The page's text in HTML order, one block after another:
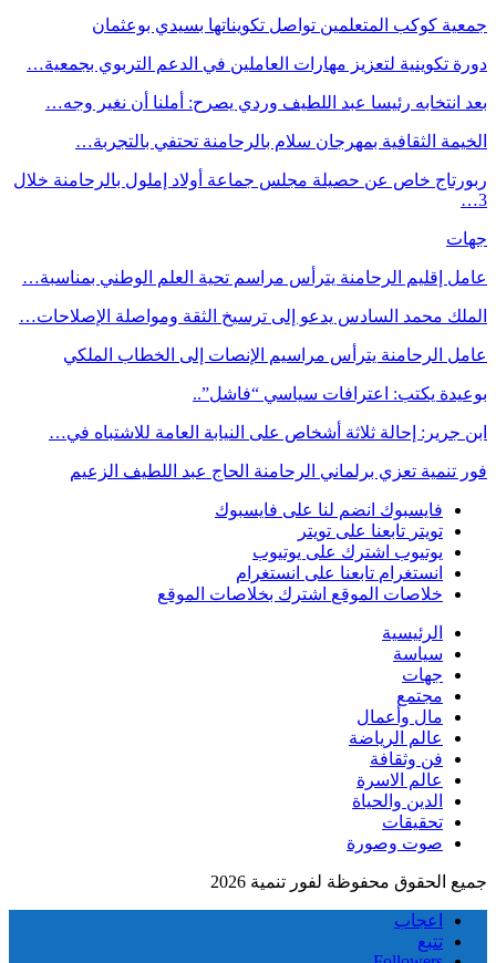
جمعية كوكب المتعلمين تواصل تكويناتها بسيدي بوعثمان
دورة تكوينية لتعزيز مهارات العاملين في الدعم التربوي بجمعية…
بعد انتخابه رئيسا عبد اللطيف وردي يصرح: أملنا أن نغير وجه…
الخيمة الثقافية بمهرجان سلام بالرحامنة تحتفي بالتجربة…
ربورتاج خاص عن حصيلة مجلس جماعة أولاد إملول بالرحامنة خلال
3…
جهات
عامل إقليم الرحامنة يترأس مراسم تحية العلم الوطني بمناسبة…
الملك محمد السادس يدعو إلى ترسيخ الثقة ومواصلة الإصلاحات…
عامل الرحامنة يترأس مراسيم الإنصات إلى الخطاب الملكي
بوعيدة يكتب: اعترافات سياسي “فاشل”..
ابن جرير: إحالة ثلاثة أشخاص على النيابة العامة للاشتباه في…
فور تنمية تعزي برلماني الرحامنة الحاج عبد اللطيف الزعيم
فايسبوك انضم لنا على فايسبوك
تويتر تابعنا على تويتر
يوتيوب اشترك على يوتيوب
انستغرام تابعنا على انستغرام
خلاصات الموقع اشترك بخلاصات الموقع
الرئيسية
سياسة
جهات
مجتمع
مال وأعمال
عالم الرياضة
فن وثقافة
عالم الاسرة
الدين والحياة
تحقيقات
صوت وصورة
جميع الحقوق محفوظة لفور تنمية 2026
اعجاب
تتبع